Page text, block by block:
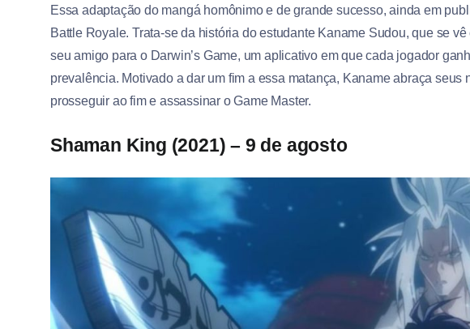
Essa adaptação do mangá homônimo e de grande sucesso, ainda em
Battle Royale. Trata-se da história do estudante Kaname Sudou, que se
seu amigo para o Darwin’s Game, um aplicativo em que cada jogador
prevalência. Motivado a dar um fim a essa matança, Kaname abraça seus
prosseguir ao fim e assassinar o Game Master.
Shaman King (2021) – 9 de agosto